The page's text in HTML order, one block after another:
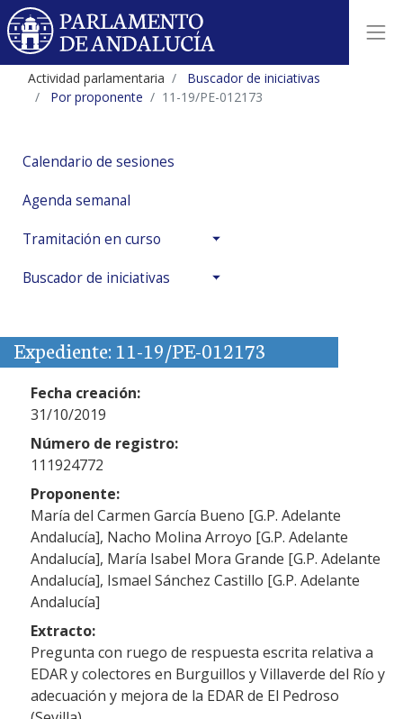
Actividad parlamentaria
Buscador de iniciativas
Por proponente
11-19/PE-012173
Calendario de sesiones
Agenda semanal
Tramitación en curso
Buscador de iniciativas
Expediente: 11-19/PE-012173
Fecha creación:
31/10/2019
Número de registro:
111924772
Proponente:
María del Carmen García Bueno [G.P. Adelante
Andalucía], Nacho Molina Arroyo [G.P. Adelante
Andalucía], María Isabel Mora Grande [G.P. Adelante
Andalucía], Ismael Sánchez Castillo [G.P. Adelante
Andalucía]
Extracto:
Pregunta con ruego de respuesta escrita relativa a
EDAR y colectores en Burguillos y Villaverde del Río y
adecuación y mejora de la EDAR de El Pedroso